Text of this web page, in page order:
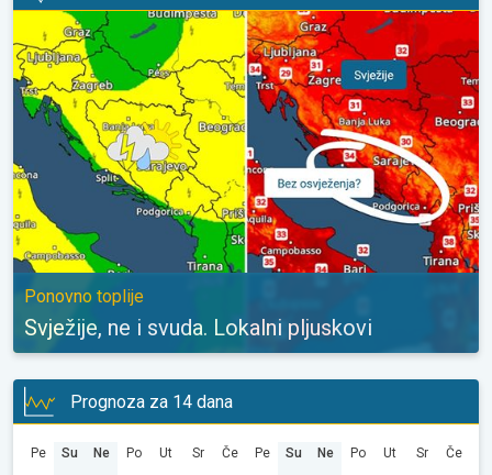
Svježije, ne i svuda. Lokalni pljuskovi. Ponovno toplije. . .
Ponovno toplije
Svježije, ne i svuda. Lokalni pljuskovi
Prognoza za 14 dana
Pe Su Ne Po Ut Sr Če Pe Su Ne Po Ut Sr Če